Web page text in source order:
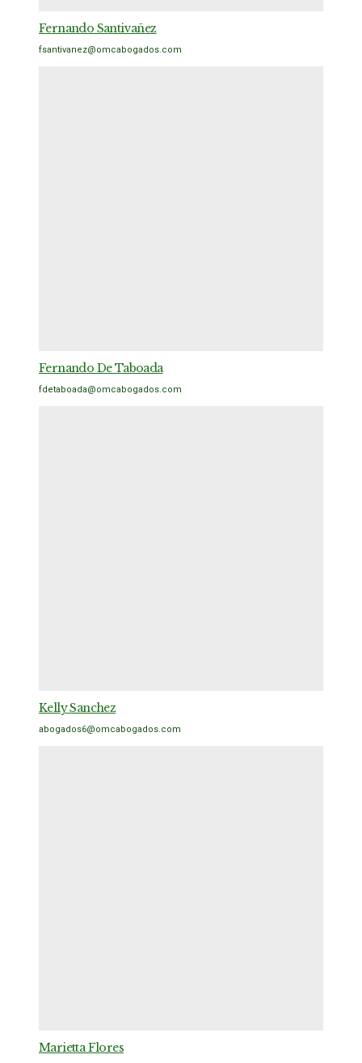
Fernando Santivañez
fsantivanez@omcabogados.com
Fernando De Taboada
fdetaboada@omcabogados.com
Kelly Sanchez
abogados6@omcabogados.com
Marietta Flores